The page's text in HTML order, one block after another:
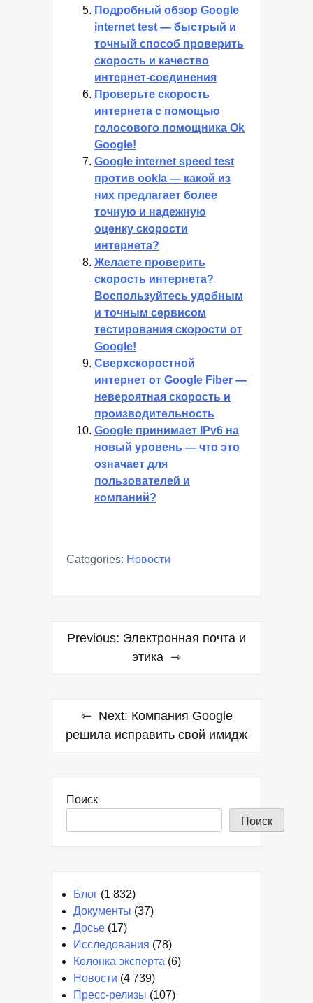
Подробный обзор Google
internet test — быстрый и
точный способ проверить
скорость и качество
интернет-соединения
Проверьте скорость
интернета с помощью
голосового помощника Ok
Google!
Google internet speed test
против ookla — какой из
них предлагает более
точную и надежную
оценку скорости
интернета?
Желаете проверить
скорость интернета?
Воспользуйтесь удобным
и точным сервисом
тестирования скорости от
Google!
Сверхскоростной
интернет от Google Fiber —
невероятная скорость и
производительность
Google принимает IPv6 на
новый уровень — что это
означает для
пользователей и
компаний?
Categories: Новости
Навигация
Previous: Электронная почта и
этика
Next: Компания Google
решила исправить свой имидж
Поиск
Поиск
Блог (1 832)
Документы (37)
Досье (17)
Исследования (78)
Колонка эксперта (6)
Новости (4 739)
Пресс-релизы (107)